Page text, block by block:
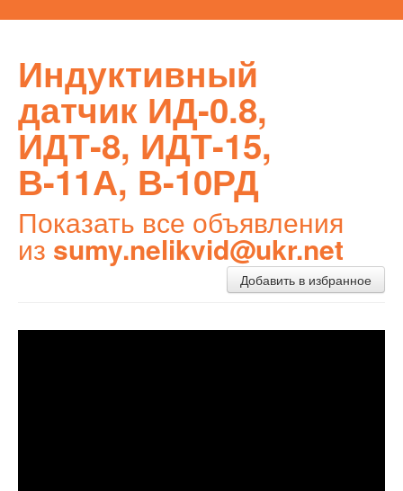
Индуктивный
датчик ИД-0.8,
ИДТ-8, ИДТ-15,
В-11А, В-10РД
Показать все объявления
из sumy.nelikvid@ukr.net
Добавить в избранное